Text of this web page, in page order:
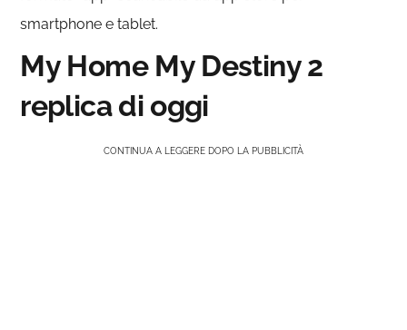
smartphone e tablet.
My Home My Destiny 2
replica di oggi
CONTINUA A LEGGERE DOPO LA PUBBLICITÀ